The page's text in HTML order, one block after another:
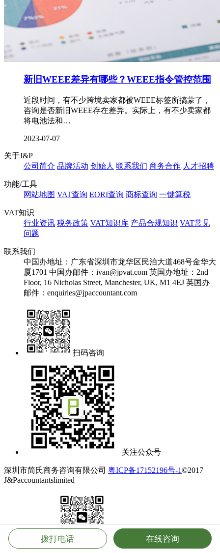
新旧WEEE差异有哪些？WEEE指令管控范围
近段时间，有不少跨境卖家都被WEEE标签所搞蒙了，
咨询是否新旧WEEE存在差异。实际上，有不少卖家都
将电池法和…
2023-07-07
关于J&P
公司简介 品牌活动 创始人 联系我们 商务合作 人才招聘
功能/工具
网站地图 VAT查询 EORI查询 商标查询 一键算税
VAT知识
行业资讯 税务政策 VAT知识库 产品合规知识 VAT常见
问题
联系我们
中国办地址：广东省深圳市龙华区民治大道468号金华大
厦1701 中国办邮件：ivan@jpvat.com 英国办地址：2nd
Floor, 16 Nicholas Street, Manchester, UK, M1 4EJ 英国办
邮件：enquiries@jpaccountant.com
扫码咨询
关注公众号
深圳市简氏商务咨询有限公司 粤ICP备17152196号-1©2017
J&Paccountantslimited
扫码咨询
点击咨询
拨打电话 在线咨询